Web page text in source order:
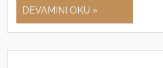
DEVAMINI OKU »